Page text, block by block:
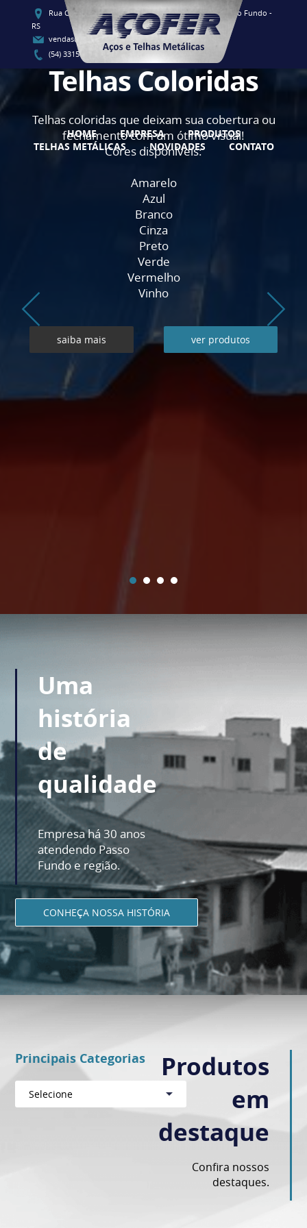
Rua Clementino Luis Vieira, 91 - CEP 99060-080 - Passo Fundo -
RS
vendas@acofersul.com.br
(54) 3315-1700 / (54) 3315-1707
HOME EMPRESA
PRODUTOS
TELHAS METÁLICAS
NOVIDADES CONTATO
Telhas Coloridas
Telhas coloridas que deixam sua cobertura ou
fechamento com um ótimo visual!
Cores disponíveis:
Amarelo
Azul
Branco
Cinza
Preto
Verde
Vermelho
Vinho
saiba mais ver produtos
Uma
história
de
qualidade
Empresa há 30 anos
atendendo Passo
Fundo e região.
CONHEÇA NOSSA HISTÓRIA
Principais Categorias
Selecione
Produtos
em
destaque
Confira nossos
destaques.